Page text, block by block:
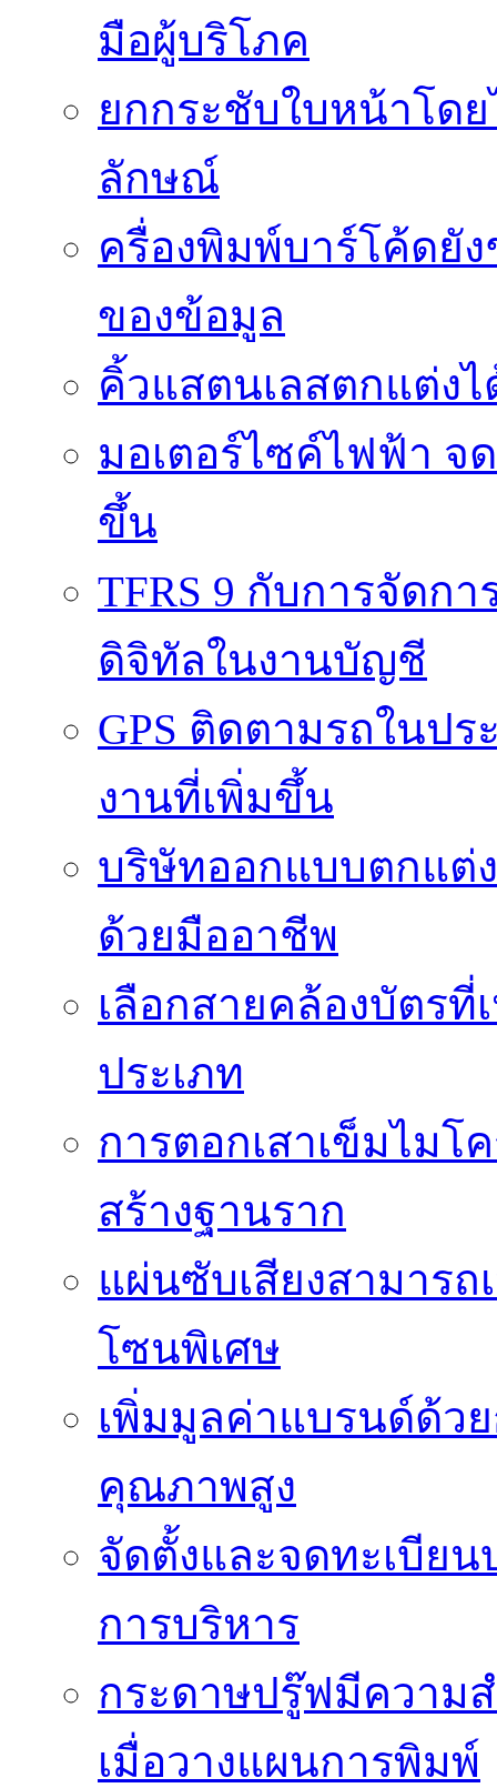
มือผู้บริโภค
ยกกระชับใบหน้าโด
ลักษณ์
ครื่องพิมพ์บาร์โค้ดยั
ของข้อมูล
คิ้วแสตนเลสตกแต่ง
มอเตอร์ไซค์ไฟฟ้า จ
ขึ้น
TFRS 9 กับการจัดก
ดิจิทัลในงานบัญชี
GPS ติดตามรถในป
งานที่เพิ่มขึ้น
บริษัทออกแบบตกแต่
ด้วยมืออาชีพ
เลือกสายคล้องบัตร
ประเภท
การตอกเสาเข็มไมโ
สร้างฐานราก
แผ่นซับเสียงสามาร
โซนพิเศษ
เพิ่มมูลค่าแบรนด์ด้วย
คุณภาพสูง
จัดตั้งและจดทะเบีย
การบริหาร
กระดาษปรู๊ฟมีความ
เมื่อวางแผนการพิมพ์